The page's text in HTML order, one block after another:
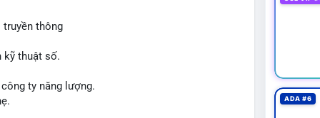
truyền thông
kỹ thuật số.
ty năng lượng.
ADA #6